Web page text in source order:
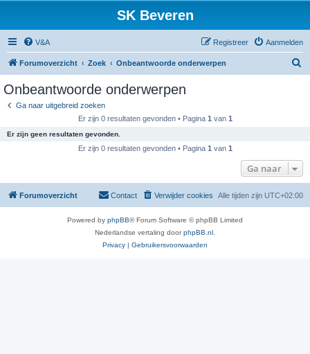
SK Beveren
V&A Aanmelden
Registreer
Forumoverzicht Zoek Onbeantwoorde onderwerpen
Onbeantwoorde onderwerpen
Ga naar uitgebreid zoeken
Er zijn 0 resultaten gevonden • Pagina 1 van 1
Er zijn geen resultaten gevonden.
Er zijn 0 resultaten gevonden • Pagina 1 van 1
Ga naar
Forumoverzicht Alle tijden zijn UTC+02:00
Verwijder cookies
Contact
Powered by phpBB® Forum Software © phpBB Limited
Nederlandse vertaling doorphpBB.nl
Privacy | Gebruikersvoorwaarden